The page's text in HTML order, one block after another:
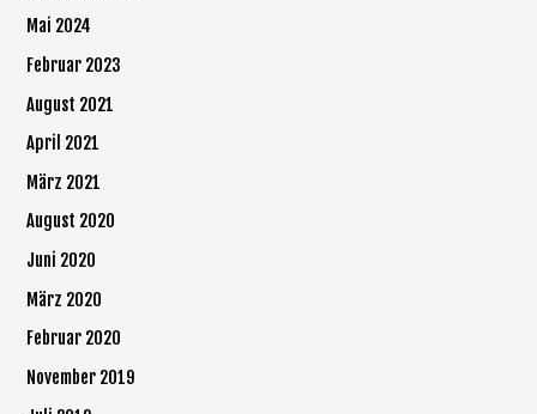
Mai 2024
Februar 2023
August 2021
April 2021
März 2021
August 2020
Juni 2020
März 2020
Februar 2020
November 2019